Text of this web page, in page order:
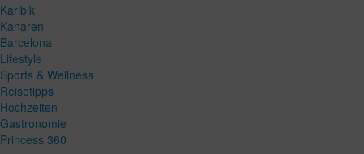
Karibik
Kanaren
Barcelona
Lifestyle
Sports & Wellness
Reisetipps
Hochzeiten
Gastronomie
Princess 360